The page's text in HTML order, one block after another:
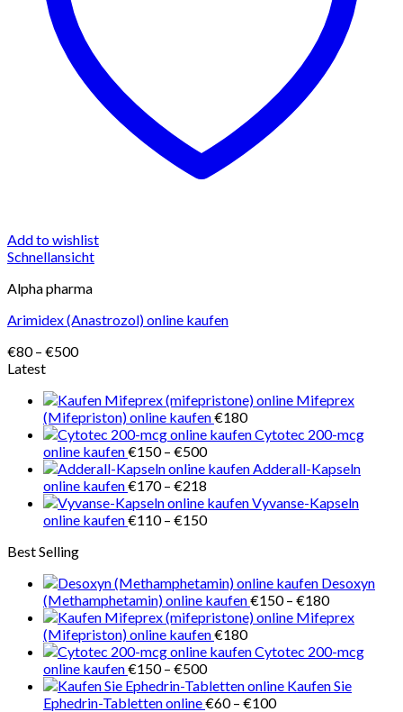
Add to wishlist
Schnellansicht
Alpha pharma
Arimidex (Anastrozol) online kaufen
€80 – €500Preisspanne:
€500
Latest
Mifeprex
(Mifepriston) online kaufen€180
Cytotec 200-mcg
online kaufen€150 – €500Preisspanne:
€150
€500
Adderall-Kapseln
online kaufen€170 – €218
€170
bis
Vyvanse-Kapseln
online kaufen€110 – €150Preisspanne:
Best Selling
Desoxyn
(Methamphetamin) online kaufen€150 – €180
€150
€180
Mifeprex
(Mifepriston) online kaufen€180
Cytotec 200-mcg
online kaufen€150 – €500Preisspanne:
€150
bis
Kaufen Sie
Ephedrin-Tabletten online€60 – €100Preisspanne: